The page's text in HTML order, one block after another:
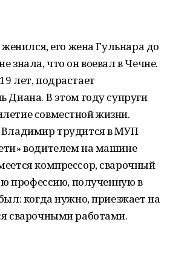
женился, его жена Гульнара до
знала, что он воевал в Чечне.
лет, подрастает
Диана. В этом году супруги
совместной жизни.
Владимир трудится в МУП
водителем на машине
компрессор, сварочный
профессию, полученную в
когда нужно, приезжает на
сварочными работами.